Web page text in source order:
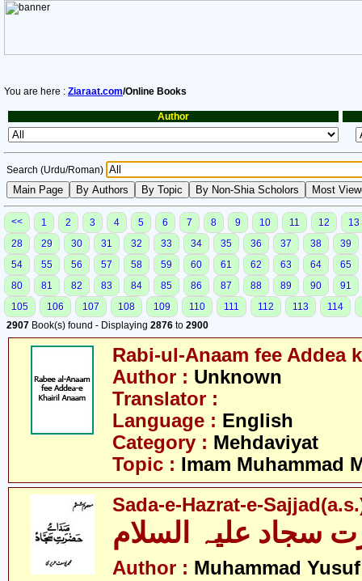
You are here : Ziaraat.com/Online Books
Author
Search (Urdu/Roman)
<< 1 2 3 4 5 6 7 8 9 10 11 12
13
28
29 30 31 32 33 34 35 36 37 38
39
54
55 56 57 58 59 60 61 62 63 64
65
80
81 82 83 84 85 86 87 88 89 90
91
105
106 107 108 109 110 111 112 113
114
2907 Book(s) found - Displaying 2876 to 2900
Rabi-ul-Anaam fee Addea
Author : Unknown
Translator :
Language : English
Category : Mehdaviyat
Topic : Imam Muhammad
Sada-e-Hazrat-e-
سجاد علیہ السلام
Author : Muhammad